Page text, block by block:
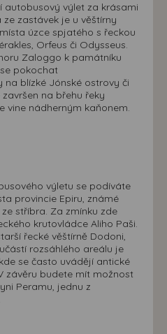
autobusový výlet za krásami
zastávek je u věštírny
úzce spjatého s řeckou
Orfeus či Odysseus.
Zaloggo k památníku
pokochat
blízké Jónské ostrovy či
na břehu řeky
vine nádherným kaňonem.
výletu se podíváte
provincie Epiru, známé
stříbra. Za zmínku zde
krutovládce Aliho Paši.
řecké věštírně Dodoni,
rozsáhlého areálu je
se často uvádějí antické
závěru budete mít možnost
Peramu, jednu z